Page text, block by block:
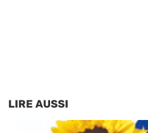
LIRE AUSSI